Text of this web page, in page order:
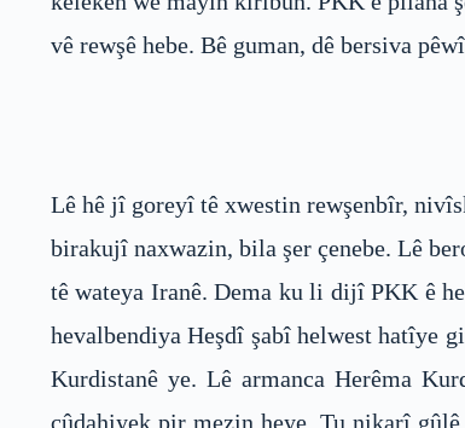
vê rewşê hebe. Bê guman, dê bersiva
Lê hê jî goreyî tê xwestin rewşenbîr,
birakujî naxwazin, bila şer çenebe. Lê
tê wateya Iranê. Dema ku li dijî PKK ê
hevalbendiya Heşdî şabî helwest hatîye
Kurdistanê ye. Lê armanca Herêma
cûdahiyek pir mezin heye. Tu nikarî